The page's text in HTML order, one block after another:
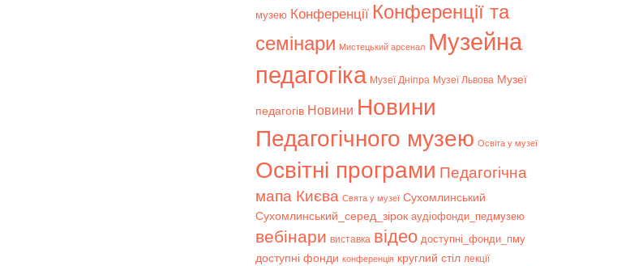
музею Конференції Конференції та
семінари Мистецький арсенал Музейна
педагогіка Музеї Дніпра Музеї Львова Музеї
педагогів Новини Новини
Педагогічного музею Освіта у музеї
Освітні програми Педагогічна
мапа Києва Свята у музеї Сухомлинський
Сухомлинський_серед_зірок аудіофонди_педмузею
вебінари виставка відео доступні_фонди_пму
доступні фонди конференція круглий стіл лекції